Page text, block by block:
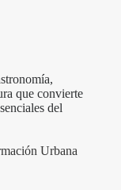
que convierte
del
Urbana